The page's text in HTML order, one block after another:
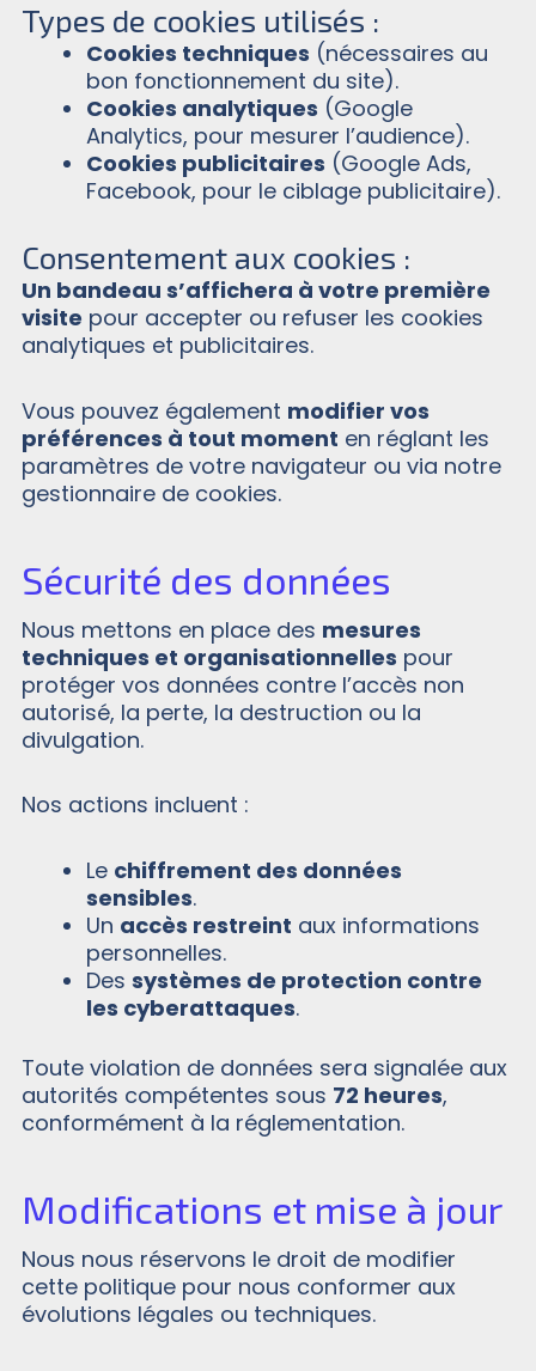
Types de cookies utilisés :
Cookies techniques (nécessaires au
bon fonctionnement du site).
Cookies analytiques (Google
Analytics, pour mesurer l’audience).
Cookies publicitaires (Google Ads,
Facebook, pour le ciblage publicitaire).
Consentement aux cookies :
Un bandeau s’affichera à votre première
visite pour accepter ou refuser les cookies
analytiques et publicitaires.
Vous pouvez également modifier vos
préférences à tout moment en réglant les
paramètres de votre navigateur ou via notre
gestionnaire de cookies.
Sécurité des données
Nous mettons en place des mesures
techniques et organisationnelles pour
protéger vos données contre l’accès non
autorisé, la perte, la destruction ou la
divulgation.
Nos actions incluent :
Le chiffrement des données
sensibles.
Un accès restreint aux informations
personnelles.
Des systèmes de protection contre
les cyberattaques.
Toute violation de données sera signalée aux
autorités compétentes sous 72 heures,
conformément à la réglementation.
Modifications et mise à jour
Nous nous réservons le droit de modifier
cette politique pour nous conformer aux
évolutions légales ou techniques.